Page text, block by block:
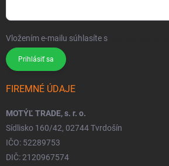
Vložením e-mailu súhlasíte s
Prihlásiť sa
FIREMNÉ ÚDAJE
MOTÝĽ TRADE, s. r. o.
Sídlisko 160/42, 02744 Tvrdošín
IČO: 52289753
DIČ: 2120967574